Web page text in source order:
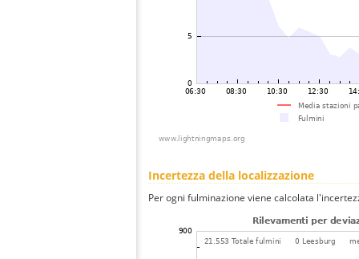
Incertezza della localizzazione
Per ogni fulminazione viene calcolata